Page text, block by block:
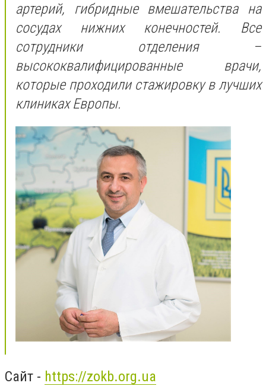
артерий, гибридные вмешательства на
сосудах нижних конечностей. Все
сотрудники отделения –
высококвалифицированные врачи,
которые проходили стажировку в лучших
клиниках Европы.
Сайт - https://zokb.org.ua